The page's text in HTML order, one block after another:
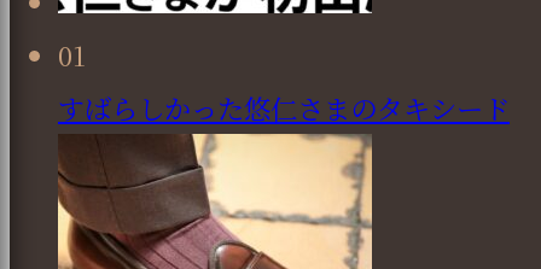
01
すばらしかった悠仁さまのタキシード